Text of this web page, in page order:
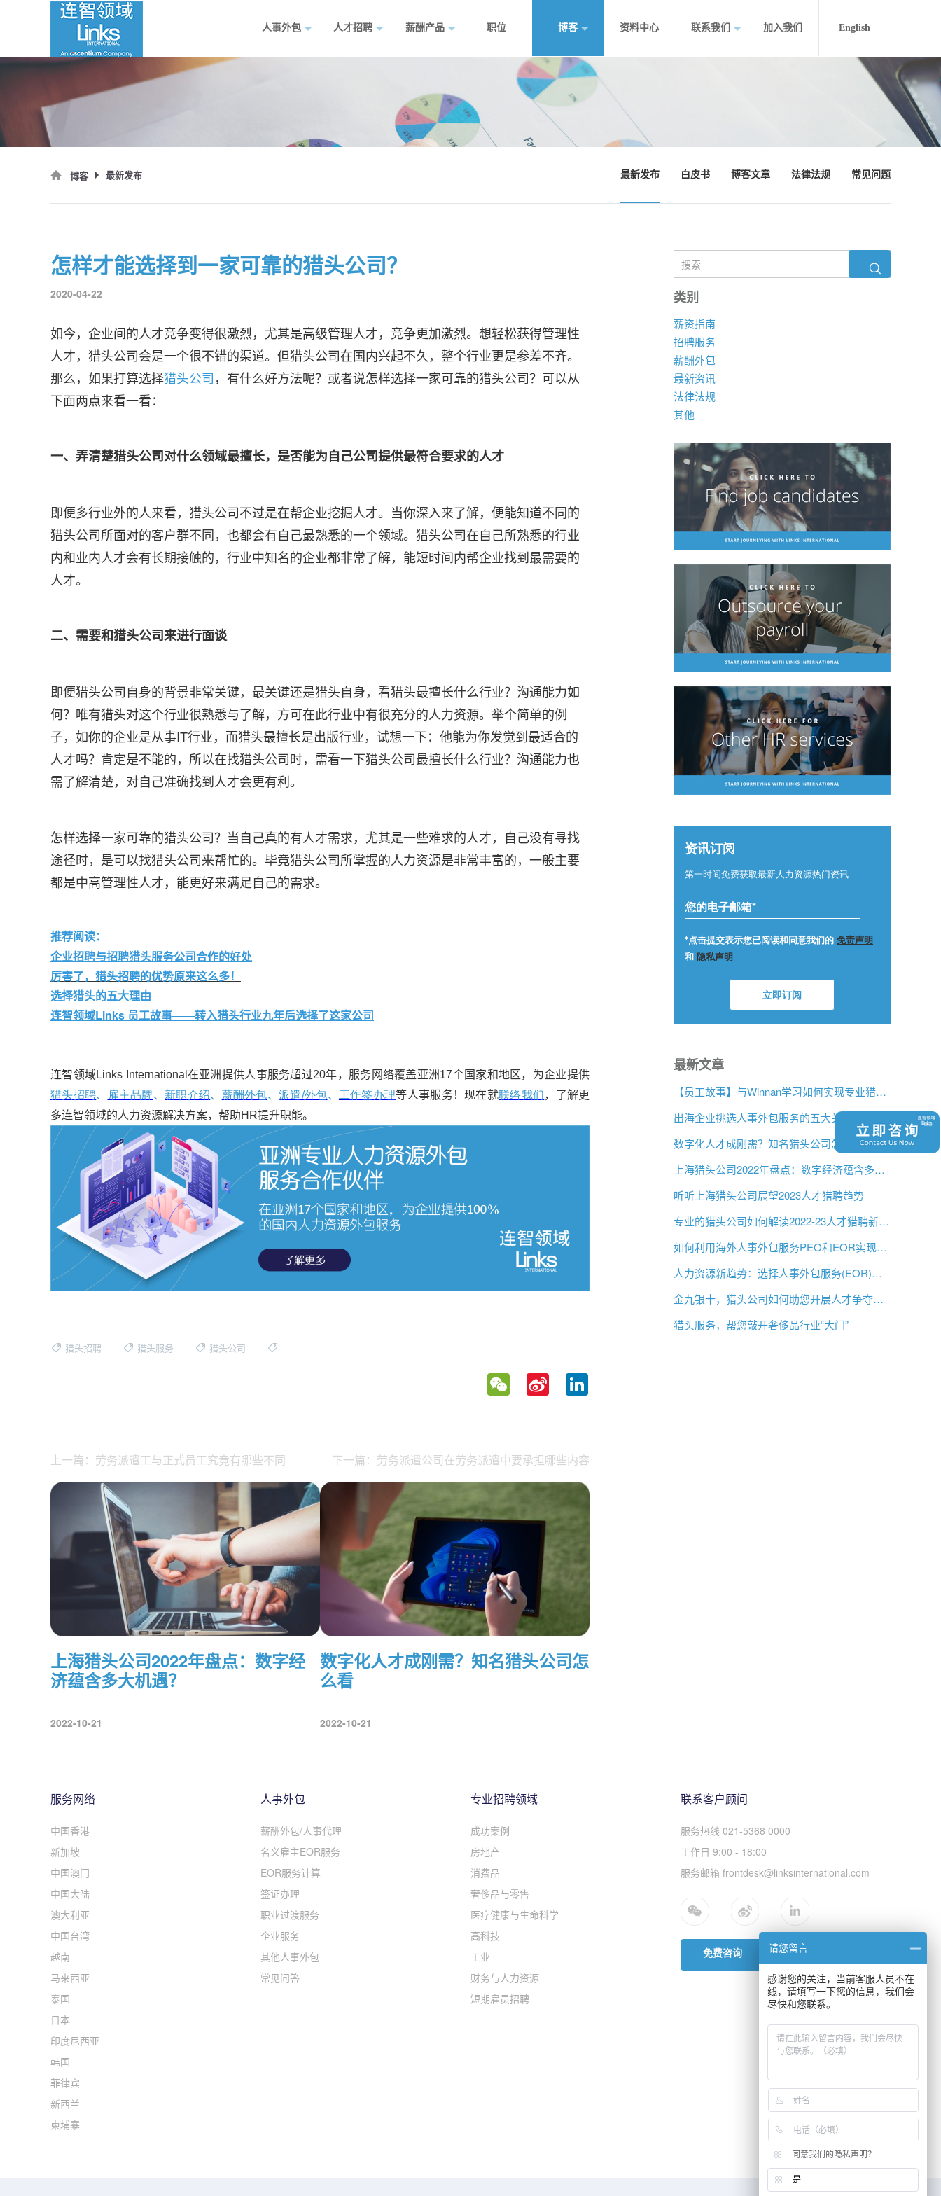
人事外包 人才招聘 薪酬产品 职位 博客 资料中心 联系我们 加入我们 English
博客 最新发布 最新发布 白皮书 博客文章 法律法规 常见问题
怎样才能选择到一家可靠的猎头公司？
2020-04-22
如今，企业间的人才竞争变得很激烈，尤其是高级管理人才，竞争更加激烈。想轻松获得管理性
人才，猎头公司会是一个很不错的渠道。但猎头公司在国内兴起不久，整个行业更是参差不齐。
那么，如果打算选择猎头公司，有什么好方法呢？或者说怎样选择一家可靠的猎头公司？可以从
下面两点来看一看：
一、弄清楚猎头公司对什么领域最擅长，是否能为自己公司提供最符合要求的人才
即便多行业外的人来看，猎头公司不过是在帮企业挖掘人才。当你深入来了解，便能知道不同的
猎头公司所面对的客户群不同，也都会有自己最熟悉的一个领域。猎头公司在自己所熟悉的行业
内和业内人才会有长期接触的，行业中知名的企业都非常了解，能短时间内帮企业找到最需要的
人才。
二、需要和猎头公司来进行面谈
即便猎头公司自身的背景非常关键，最关键还是猎头自身，看猎头最擅长什么行业？沟通能力如
何？唯有猎头对这个行业很熟悉与了解，方可在此行业中有很充分的人力资源。举个简单的例
子，如你的企业是从事IT行业，而猎头最擅长是出版行业，试想一下：他能为你发觉到最适合的
人才吗？肯定是不能的，所以在找猎头公司时，需看一下猎头公司最擅长什么行业？沟通能力也
需了解清楚，对自己准确找到人才会更有利。
怎样选择一家可靠的猎头公司？当自己真的有人才需求，尤其是一些难求的人才，自己没有寻找
途径时，是可以找猎头公司来帮忙的。毕竟猎头公司所掌握的人力资源是非常丰富的，一般主要
都是中高管理性人才，能更好来满足自己的需求。
推荐阅读：
企业招聘与招聘猎头服务公司合作的好处
厉害了，猎头招聘的优势原来这么多！
选择猎头的五大理由
连智领域Links 员工故事——转入猎头行业九年后选择了这家公司
连智领域Links International在亚洲提供人事服务超过20年，服务网络覆盖亚洲17个国家和地区，为企业提供
猎头招聘、 雇主品牌、 新职介绍、 薪酬外包、派遣/外包、 工作签办理等人事服务！现在就联络我们，了解更
多连智领域的人力资源解决方案，帮助HR提升职能。
猎头招聘 猎头服务 猎头公司
WeChat
Sina
Weibo
上一篇：劳务派遣工与正式员工究竟有哪些不同 下一篇：劳务派遣公司在劳务派遣中要承担哪些内容
上海猎头公司2022年盘点：数字经
济蕴含多大机遇？
2022-10-21
数字化人才成刚需？知名猎头公司怎
么看
2022-10-21
类别
薪资指南
招聘服务
薪酬外包
最新资讯
法律法规
其他
最新文章
【员工故事】与Winnan学习如何实现专业猎头团队的发展
数字化人才成刚需？知名猎头公司怎么看
上海猎头公司2022年盘点：数字经济蕴含多大机遇？
听听上海猎头公司展望2023人才猎聘趋势
专业的猎头公司如何解读2022-23人才猎聘新趋势？
如何利用海外人事外包服务PEO和EOR实现增长？
人力资源新趋势：选择人事外包服务(EOR)还是专业雇主组织(PEO)？
金九银十，猎头公司如何助您开展人才争夺战？
猎头服务，帮您敲开奢侈品行业“大门”
服务网络
中国香港
新加坡
中国澳门
中国大陆
澳大利亚
中国台湾
越南
马来西亚
泰国
日本
印度尼西亚
韩国
菲律宾
新西兰
柬埔寨
人事外包
薪酬外包/人事代理
名义雇主EOR服务
EOR服务计算
签证办理
职业过渡服务
企业服务
其他人事外包
常见问答
专业招聘领域
成功案例
房地产
消费品
奢侈品与零售
医疗健康与生命科学
高科技
工业
财务与人力资源
短期雇员招聘
联系客户顾问
服务热线 021-5368 0000
工作日 9:00 - 18:00
服务邮箱 frontdesk@linksinternational.com
免费咨询 请您留言
感谢您的关注，当前客服人员不在
线，请填写一下您的信息，我们会
尽快和您联系。
同意我们的隐私声明？
是